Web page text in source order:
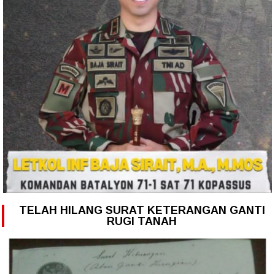
TELAH HILANG SURAT KETERANGAN GANTI
RUGI TANAH